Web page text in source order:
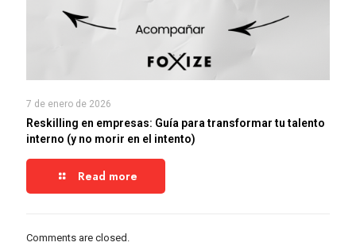
7 de enero de 2026
Reskilling en empresas: Guía para transformar tu talento
interno (y no morir en el intento)
Read more
Comments are closed.